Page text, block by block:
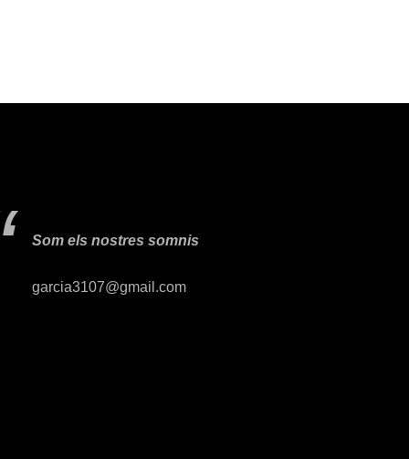
Som els nostres somnis
garcia3107@gmail.com